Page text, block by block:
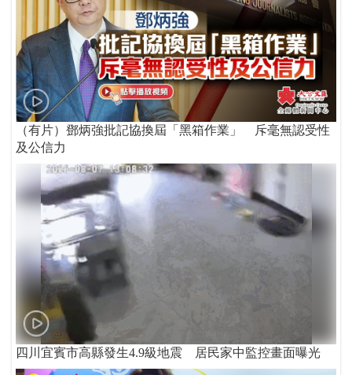
（有片）鄧炳強批記協換屆「黑箱作業」 斥毫無認受性
及公信力
四川宜賓市高縣發生4.9級地震 居民家中監控畫面曝光